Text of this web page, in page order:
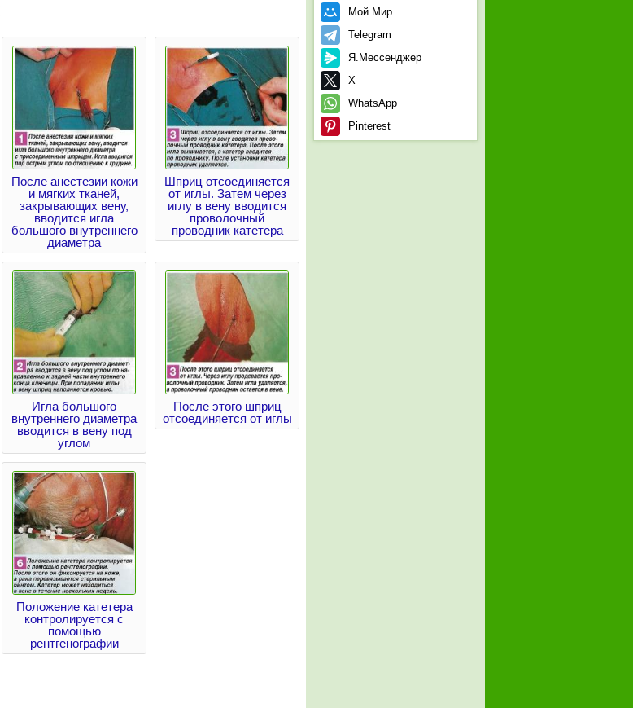
После анестезии кожи
и мягких тканей,
закрывающих вену,
вводится игла
большого внутреннего
диаметра
Шприц отсоединяется
от иглы. Затем через
иглу в вену вводится
проволочный
проводник катетера
Игла большого
внутреннего диаметра
вводится в вену под
углом
После этого шприц
отсоединяется от иглы
Положение катетера
контролируется с
помощью
рентгенографии
Мой Мир
Telegram
Я.Мессенджер
X
WhatsApp
Pinterest